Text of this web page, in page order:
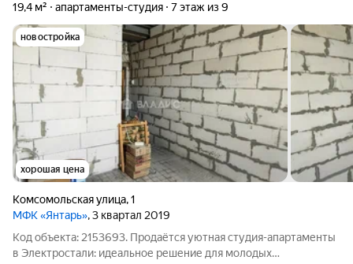
19,4 м² апартаменты-студия 7 этаж из 9
новостройка
хорошая цена
Комсомольская улица,1
МФК «Янтарь», 3 квартал 2019
Код объекта: 2153693. Продаётся уютная студия-апартаменты
в Электростали: идеальное решение для молодых